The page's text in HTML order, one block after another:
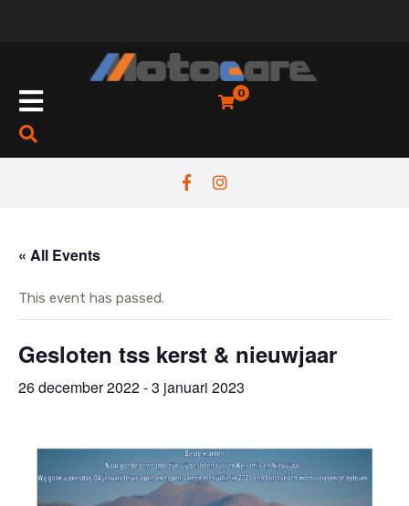
Open
0
« All Events
This event has passed.
Gesloten tss kerst & nieuwjaar
26 december 2022-3 januari 2023